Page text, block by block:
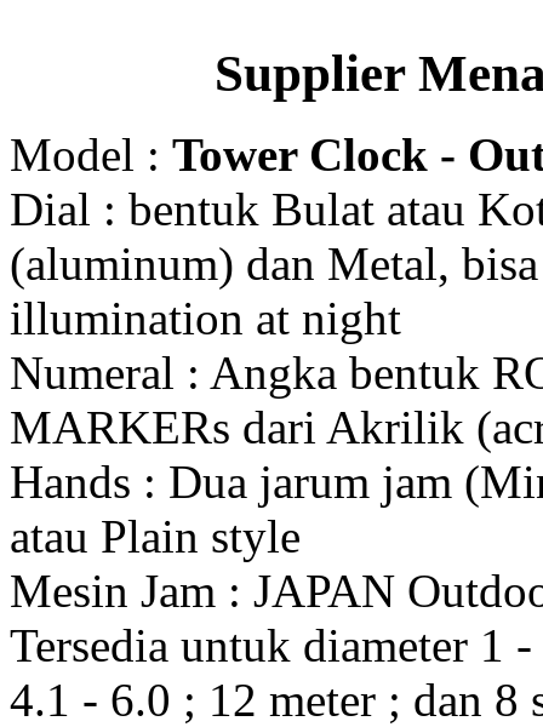
Supplier
Model : Tower Clock -
Dial : bentuk Bulat atau
(aluminum) dan Metal,
illumination at night
Numeral : Angka bentuk
MARKERs dari Akrilik
Hands : Dua jarum jam
atau Plain style
Mesin Jam : JAPAN
Tersedia untuk diameter 1
4.1 - 6.0 ; 12 meter ; dan 8